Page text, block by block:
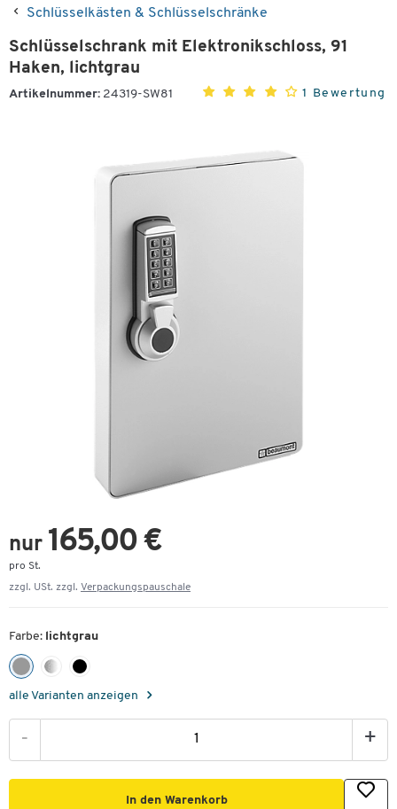
Schlüsselkästen & Schlüsselschränke
Schlüsselschrank mit Elektronikschloss, 91
Haken, lichtgrau
Artikelnummer: 24319-SW81 1 Bewertung
nur 165,00 €
pro St.
zzgl. USt. zzgl. Verpackungspauschale
Farbe: lichtgrau
alle Varianten anzeigen
- +
In den Warenkorb